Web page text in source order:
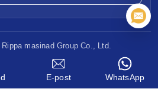
Rippa masinad Group Co., Ltd.
E-post WhatsApp